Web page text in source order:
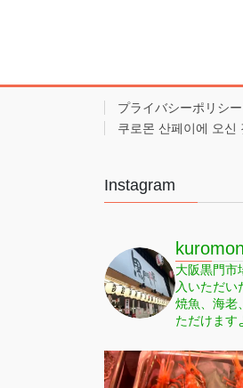
プライバシーポリシー
쿠로몬 산페이에 오신
Instagram
大阪黒門市
入いただい
焼魚、海老
ただけます